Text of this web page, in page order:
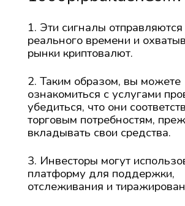
Эти сигналы
реального времени и
рынки криптовалют.
Таким образом, вы можете
ознакомиться с услугами
убедиться, что они
торговым потребностям,
вкладывать свои средства.
Инвесторы могут
платформу для поддержки,
отслеживания и